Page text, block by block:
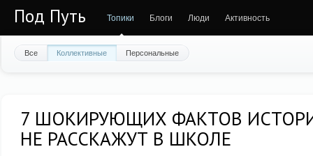
Под Путь Топики Блоги Люди Активность
Все Коллективные Персональные
7 ШОКИРУЮЩИХ ФАКТОВ
НЕ РАССКАЖУТ В ШКОЛЕ